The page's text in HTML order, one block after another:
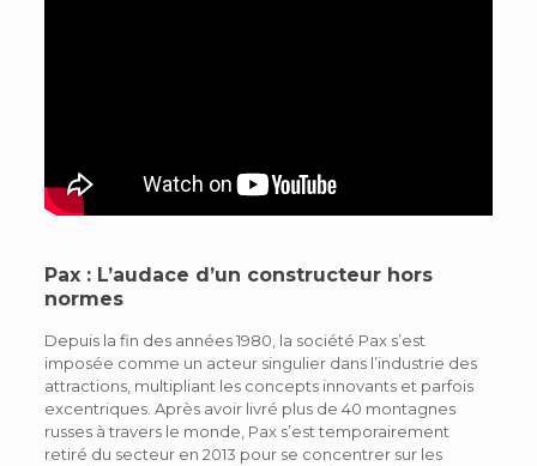
Pax : L’audace d’un constructeur hors
normes
Depuis la fin des années 1980, la société Pax s’est
imposée comme un acteur singulier dans l’industrie des
attractions, multipliant les concepts innovants et parfois
excentriques. Après avoir livré plus de 40 montagnes
russes à travers le monde, Pax s’est temporairement
retiré du secteur en 2013 pour se concentrer sur les